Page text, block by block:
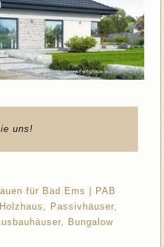
uns!
für Bad Ems | PAB
Passivhäuser,
Bungalow